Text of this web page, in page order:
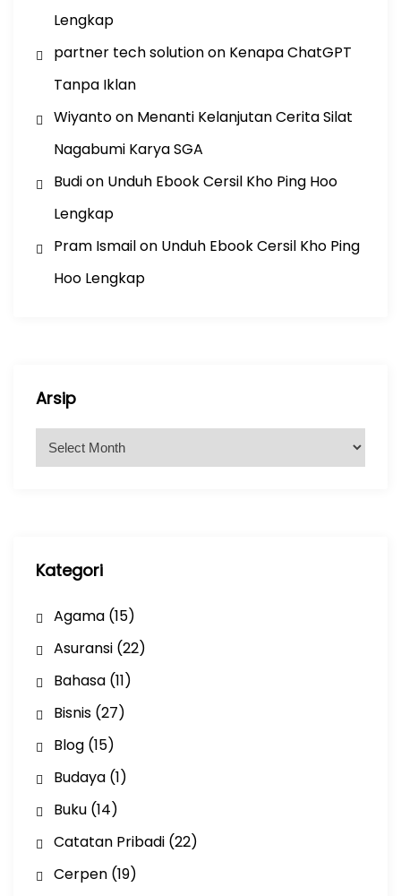
Lengkap
partner tech solutionon Kenapa ChatGPT
Tanpa Iklan
Wiyantoon Menanti Kelanjutan Cerita Silat
Nagabumi Karya SGA
Budion Unduh Ebook Cersil Kho Ping Hoo
Lengkap
Pram Ismailon Unduh Ebook Cersil Kho Ping
Hoo Lengkap
Arsip
Kategori
Agama(15)
Asuransi(22)
Bahasa(11)
Bisnis(27)
Blog(15)
Budaya(1)
Buku(14)
Catatan Pribadi(22)
Cerpen(19)